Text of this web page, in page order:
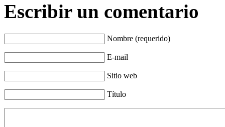
Escribir un comentario
Nombre (requerido)
E-mail
Sitio web
Título